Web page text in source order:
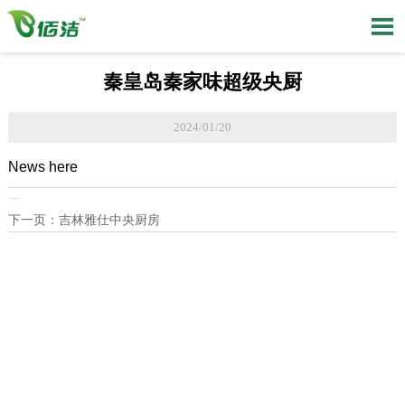

秦皇岛秦家味超级央厨
2024/01/20
News here
下一页： 吉林雅仕中央厨房